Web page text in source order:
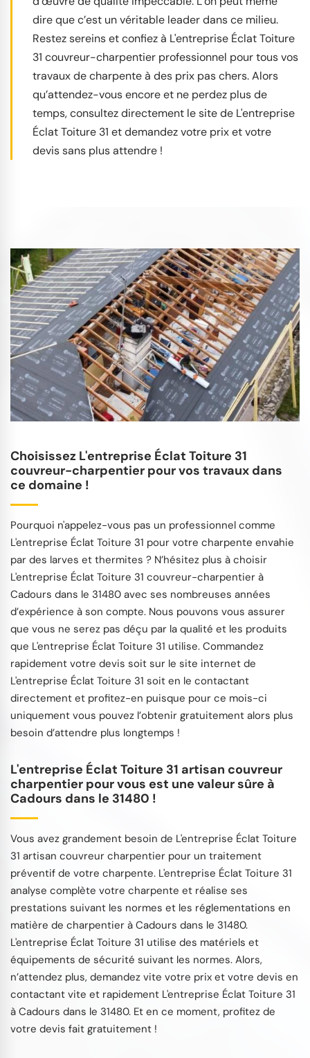
dire que c’est un véritable leader dans ce milieu.
Restez sereins et confiez à L'entreprise Éclat Toiture
31 couvreur-charpentier professionnel pour tous vos
travaux de charpente à des prix pas chers. Alors
qu’attendez-vous encore et ne perdez plus de
temps, consultez directement le site de L'entreprise
Éclat Toiture 31 et demandez votre prix et votre
devis sans plus attendre !
Choisissez L'entreprise Éclat Toiture 31
couvreur-charpentier pour vos travaux dans
ce domaine !
Pourquoi n'appelez-vous pas un professionnel comme
L'entreprise Éclat Toiture 31 pour votre charpente envahie
par des larves et thermites ? N’hésitez plus à choisir
L'entreprise Éclat Toiture 31 couvreur-charpentier à
Cadours dans le 31480 avec ses nombreuses années
d’expérience à son compte. Nous pouvons vous assurer
que vous ne serez pas déçu par la qualité et les produits
que L'entreprise Éclat Toiture 31 utilise. Commandez
rapidement votre devis soit sur le site internet de
L'entreprise Éclat Toiture 31 soit en le contactant
directement et profitez-en puisque pour ce mois-ci
uniquement vous pouvez l’obtenir gratuitement alors plus
besoin d’attendre plus longtemps !
L'entreprise Éclat Toiture 31 artisan couvreur
charpentier pour vous est une valeur sûre à
Cadours dans le 31480 !
Vous avez grandement besoin de L'entreprise Éclat Toiture
31 artisan couvreur charpentier pour un traitement
préventif de votre charpente. L'entreprise Éclat Toiture 31
analyse complète votre charpente et réalise ses
prestations suivant les normes et les réglementations en
matière de charpentier à Cadours dans le 31480.
L'entreprise Éclat Toiture 31 utilise des matériels et
équipements de sécurité suivant les normes. Alors,
n’attendez plus, demandez vite votre prix et votre devis en
contactant vite et rapidement L'entreprise Éclat Toiture 31
à Cadours dans le 31480. Et en ce moment, profitez de
votre devis fait gratuitement !